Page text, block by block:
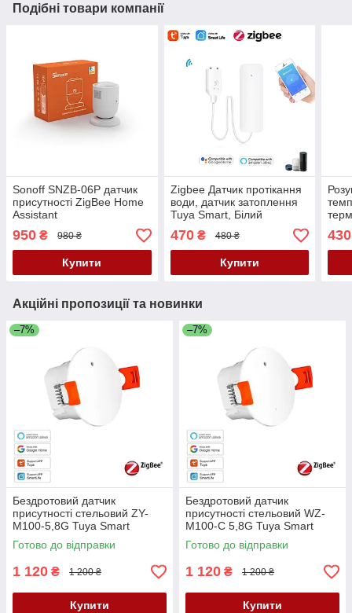
Подібні товари компанії
Sonoff SNZB-06P датчик
присутності ZigBee Home
Assistant
950 ₴ 980 ₴
Купити
Zigbee Датчик протікання
води, датчик затоплення
Tuya Smart, Білий
470₴ 480 ₴
Купити
430
Акційні пропозиції та новинки
–7%
Бездротовий датчик
присутності стельовий ZY-
M100-5,8G Tuya Smart
Zigbee, zigbee2mqtt 220в
Готово до відправки
1 120 ₴ 1 200 ₴
Купити
–7%
Бездротовий датчик
присутності стельовий WZ-
M100-C 5,8G Tuya Smart
Zigbee, zigbee2mqtt 220в
Готово до відправки
1 120 ₴ 1 200 ₴
Купити